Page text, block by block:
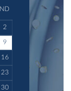
ND
2
9
16
23
30